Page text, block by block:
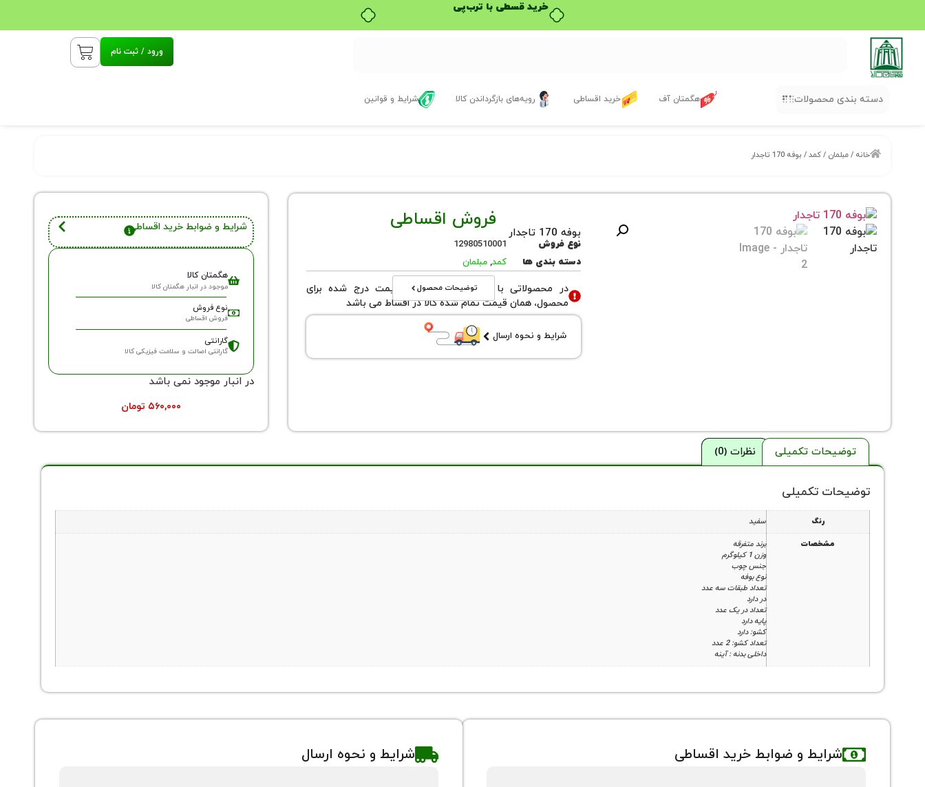
خرید قسطی با ترب‌پی
ورود / ثبت نام
دسته بندی محصولات هگمتان آف خرید اقساطی رویه‌های بازگرداندن کالا شرایط و قوانین
خانه /مبلمان /کمد/ بوفه 170 تاجدار
فروش اقساطی
بوفه 170 تاجدار
نوع فروش
12980510001
دسته بندی ها
کمد,مبلمان
توضیحات محصول
در محصولاتی با نوع فروش اقساطی قیمت درج شده برای
محصول، همان قیمت تمام شده کالا در اقساط می باشد
شرایط و نحوه ارسال
شرایط و ضوابط خرید اقساطی
هگمتان کالا
موجود در انبار هگمتان کالا
نوع فروش
فروش اقساطی
گارانتی
گارانتی اصالت و سلامت فیزیکی کالا
در انبار موجود نمی باشد
۵۶۰,۰۰۰ تومان
توضیحات تکمیلی نظرات (0)
توضیحات تکمیلی
رنگ سفید
مشخصات
برند متفرقه
وزن 1 کیلوگرم
جنس چوب
نوع بوفه
تعداد طبقات سه عدد
در دارد
تعداد در یک عدد
پایه دارد
کشو: دارد
تعداد کشو: 2 عدد
داخلی بدنه : آینه
شرایط و ضوابط خرید اقساطی شرایط و نحوه ارسال